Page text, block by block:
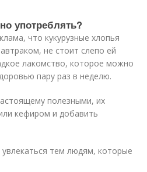
употреблять?
что кукурузные хлопья
не стоит слепо ей
лакомство, которое можно
пару раз в неделю.
полезными, их
кефиром и добавить
тем людям, которые